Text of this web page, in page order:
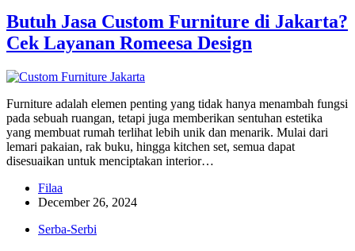
Butuh Jasa Custom Furniture di Jakarta?
Cek Layanan Romeesa Design
Furniture adalah elemen penting yang tidak hanya menambah fungsi
pada sebuah ruangan, tetapi juga memberikan sentuhan estetika
yang membuat rumah terlihat lebih unik dan menarik. Mulai dari
lemari pakaian, rak buku, hingga kitchen set, semua dapat
disesuaikan untuk menciptakan interior…
Filaa
December 26, 2024
Serba-Serbi